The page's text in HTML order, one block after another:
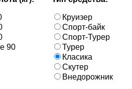
90
Круизер
Спорт-байк
Спорт-Турер
Турер
Класика
Скутер
Внедорожник